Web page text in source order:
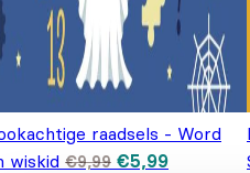
raadsels - Word
wiskid €9,99 €5,99Huidige